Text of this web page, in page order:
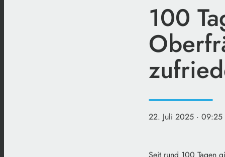
100
22. Juli 2025 · 09:25